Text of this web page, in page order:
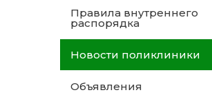
Правила внутреннего
распорядка
Новости поликлиники
Объявления